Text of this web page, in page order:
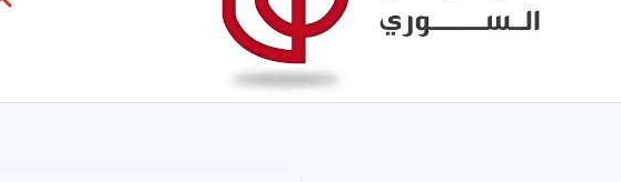
الحرب الأمريكية الإسرائيلية على نظام
في إيران .. بيان من حزب الشعب الديمقراطي
السوري